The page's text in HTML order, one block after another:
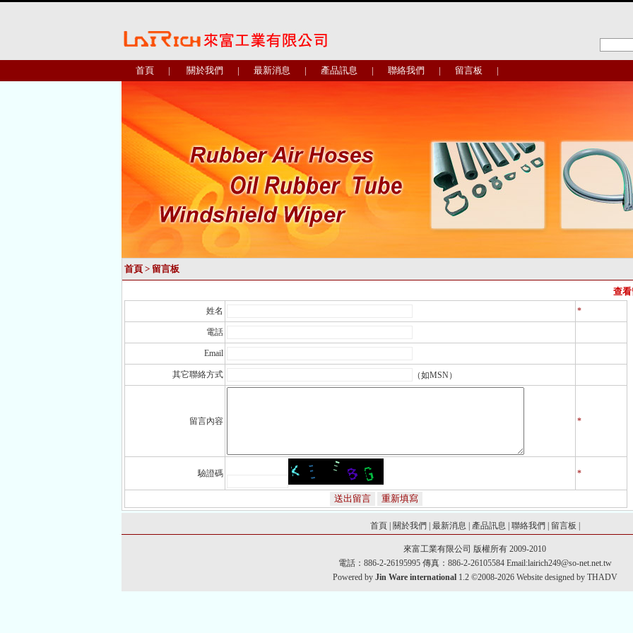
首頁 | 關於我們 | 最新消息 | 產品訊息 | 聯絡我們 | 留言板 |
首頁 > 留言板
查
姓名 *
電話
Email
其它聯絡方式 （如MSN）
留言內容 *
驗證碼 *
首頁| 關於我們 最新消息 產品訊息 聯絡我們 留言板
來富工業有限公司 版權所有 2009-2010
電話：886-2-26195995 傳真：886-2-26105584 Email:lairich249@so-net.net.tw
Powered by Jin Ware international1.2 ©2008-2026 Website designed by THADV